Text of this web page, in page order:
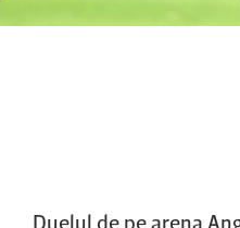
Duelul de pe arena